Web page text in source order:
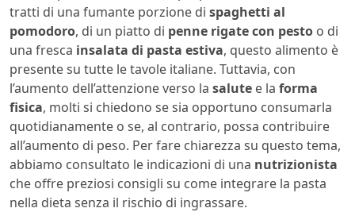
tratti di una fumante porzione di spaghetti al
pomodoro, di un piatto di penne rigate con pesto o di
una fresca insalata di pasta estiva, questo alimento è
presente su tutte le tavole italiane. Tuttavia, con
l’aumento dell’attenzione verso la salute e la forma
fisica, molti si chiedono se sia opportuno consumarla
quotidianamente o se, al contrario, possa contribuire
all’aumento di peso. Per fare chiarezza su questo tema,
abbiamo consultato le indicazioni di una nutrizionista
che offre preziosi consigli su come integrare la pasta
nella dieta senza il rischio di ingrassare.